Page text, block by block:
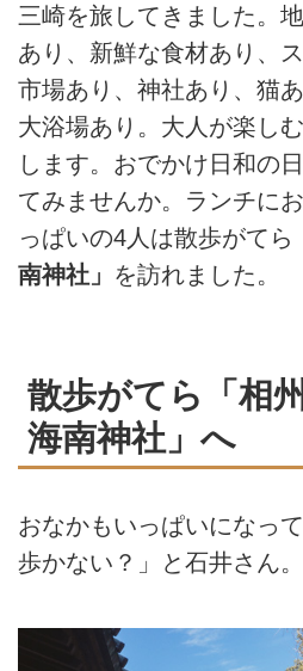
三崎を旅してきました。
あり、新鮮な食材あり、
市場あり、神社あり、猫
大浴場あり。大人が楽し
します。おでかけ日和の
てみませんか。ランチに
っぱいの4人は散歩がてら
南神社」 を訪れました。
散歩がてら「相
海南神社」へ
おなかもいっぱいになっ
歩かない？」と石井さん。